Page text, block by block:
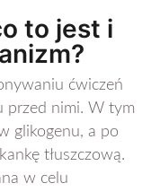
to jest i
ćwiczeń
przed nimi. W tym
glikogenu, a po
tłuszczową.
w celu